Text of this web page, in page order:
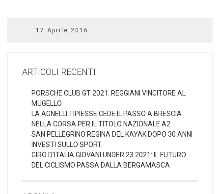
17 Aprile 2016
ARTICOLI RECENTI
PORSCHE CLUB GT 2021. REGGIANI VINCITORE AL
MUGELLO
LA AGNELLI TIPIESSE CEDE IL PASSO A BRESCIA
NELLA CORSA PER IL TITOLO NAZIONALE A2
SAN PELLEGRINO REGINA DEL KAYAK DOPO 30 ANNI
INVESTI SULLO SPORT
GIRO D’ITALIA GIOVANI UNDER 23 2021: IL FUTURO
DEL CICLISMO PASSA DALLA BERGAMASCA